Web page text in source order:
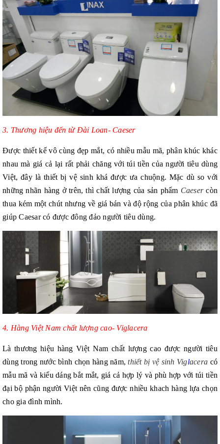
3. Thương hiệu đến từ Đài Loan- Caeser
Được thiết kế vô cùng đẹp mắt, có nhiều mẫu mã, phân khúc khác
nhau mà giá cả lại rất phải chăng với túi tiền của người tiêu dùng
Việt, đây là thiết bị vệ sinh khá được ưa chuộng. Mặc dù so với
những nhãn hàng ở trên, thì chất lượng của sản phẩm Caesercòn
thua kém một chút nhưng về giá bán và độ rộng của phân khúc đã
giúp Caesar có được đông đảo người tiêu dùng.
4. Hàng Việt Nam chất lượng cao- Viglacera
Là thương hiệu hàng Việt Nam chất lượng cao được người tiêu
dùng trong nước bình chọn hàng năm,thiết bị vệ sinh Viglacera có
mẫu mã và kiểu dáng bắt mắt, giá cả hợp lý và phù hợp với túi tiền
đại bộ phận người Việt nên cũng được nhiều khach hàng lựa chọn
cho gia đình mình.